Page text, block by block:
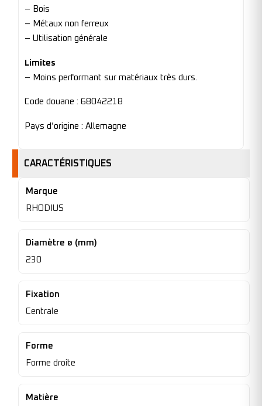
– Bois
– Métaux non ferreux
– Utilisation générale
Limites
– Moins performant sur matériaux très durs.
Code douane : 68042218
Pays d’origine : Allemagne
CARACTÉRISTIQUES
Marque
RHODIUS
Diamètre ø (mm)
230
Fixation
Centrale
Forme
Forme droite
Matière